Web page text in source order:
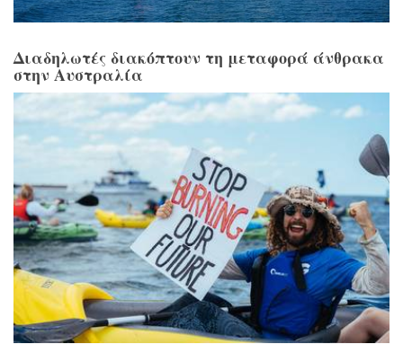
Διαδηλωτές διακόπτουν τη μεταφορά άνθρακα
στην Αυστραλία